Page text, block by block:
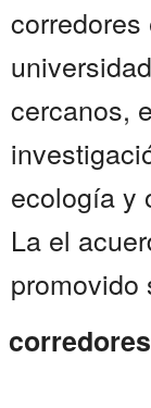
cercanos,
ecología y
La el
promovido